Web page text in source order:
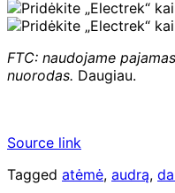
FTC: naudojame
nuorodas. Daugiau.
Source link
Tagged atėmė, audrą,